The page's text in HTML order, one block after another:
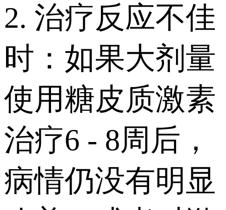
2. 治疗反应不佳
时：如果大剂量
使用糖皮质激素
治疗6 - 8周后，
病情仍没有明显